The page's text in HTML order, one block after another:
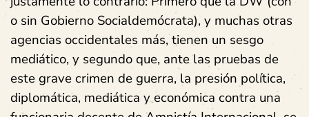
o sin Gobierno Socialdemócrata), y muchas otras
agencias occidentales más, tienen un sesgo
mediático, y segundo que, ante las pruebas de
este grave crimen de guerra, la presión política,
diplomática, mediática y económica contra una